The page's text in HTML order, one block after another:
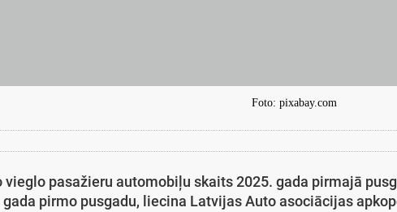
Foto: pixabay.com
pasažieru automobiļu skaits 2025. gada pirmajā
pirmo pusgadu, liecina Latvijas Auto asociācijas